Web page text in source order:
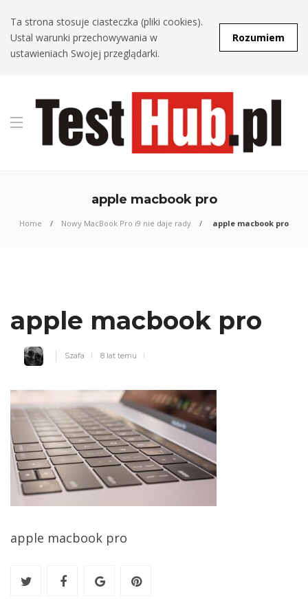
Ta strona stosuje ciasteczka (pliki cookies).
Ustal warunki przechowywania w
ustawieniach Swojej przeglądarki.
Rozumiem
apple macbook pro
Home Nowy MacBook Pro i9 nie daje rady apple macbook pro
apple macbook pro
Szafa 8 lat temu
apple macbook pro